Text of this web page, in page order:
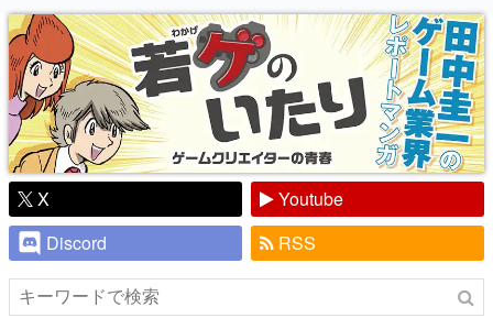
り】
X
Youtube
Discord
RSS